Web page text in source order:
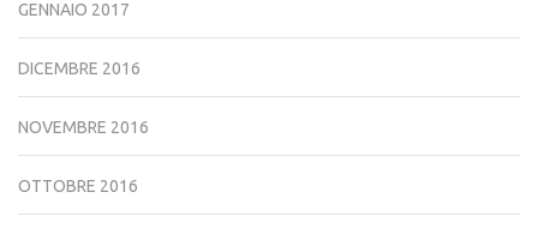
GENNAIO 2017
DICEMBRE 2016
NOVEMBRE 2016
OTTOBRE 2016